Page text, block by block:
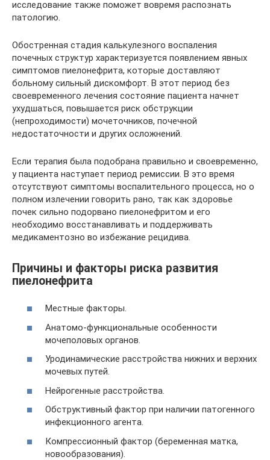
исследование также поможет вовремя распознать
патологию.
Обостренная стадия калькулезного воспаления
почечных структур характеризуется появлением явных
симптомов пиелонефрита, которые доставляют
больному сильный дискомфорт. В этот период без
своевременного лечения состояние пациента начнет
ухудшаться, повышается риск обструкции
(непроходимости) мочеточников, почечной
недостаточности и других осложнений.
Если терапия была подобрана правильно и своевременно,
у пациента наступает период ремиссии. В это время
отсутствуют симптомы воспалительного процесса, но о
полном излечении говорить рано, так как здоровье
почек сильно подорвано пиелонефритом и его
необходимо восстанавливать и поддерживать
медикаментозно во избежание рецидива.
Причины и факторы риска развития
пиелонефрита
Местные факторы.
Анатомо-функциональные особенности
мочеполовых органов.
Уродинамические расстройства нижних и верхних
мочевых путей.
Нейрогенные расстройства.
Обструктивный фактор при наличии патогенного
инфекционного агента.
Компрессионный фактор (беременная матка,
новообразования).